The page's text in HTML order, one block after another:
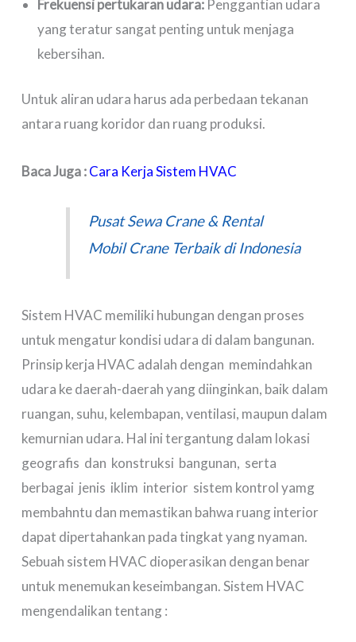
Frekuensi pertukaran udara: Penggantian udara
yang teratur sangat penting untuk menjaga
kebersihan.
Untuk aliran udara harus ada perbedaan tekanan
antara ruang koridor dan ruang produksi.
Baca Juga :Cara Kerja Sistem HVAC
Pusat Sewa Crane & Rental
Mobil Crane Terbaik di Indonesia
Sistem HVAC memiliki hubungan dengan proses
untuk mengatur kondisi udara di dalam bangunan.
Prinsip kerja HVAC adalah dengan memindahkan
udara ke daerah-daerah yang diinginkan, baik dalam
ruangan, suhu, kelembapan, ventilasi, maupun dalam
kemurnian udara. Hal ini tergantung dalam lokasi
geografis dan konstruksi bangunan, serta
berbagai jenis iklim interior sistem kontrol yamg
membahntu dan memastikan bahwa ruang interior
dapat dipertahankan pada tingkat yang nyaman.
Sebuah sistem HVAC dioperasikan dengan benar
untuk menemukan keseimbangan. Sistem HVAC
mengendalikan tentang :